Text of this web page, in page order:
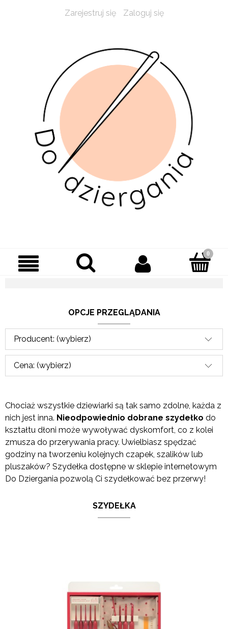
Zarejestruj się Zaloguj się
OPCJE PRZEGLĄDANIA
Producent: (wybierz)
Cena: (wybierz)
Chociaż wszystkie dziewiarki są tak samo zdolne, każda z
nich jest inna. Nieodpowiednio dobrane szydełko do
kształtu dłoni może wywoływać dyskomfort, co z kolei
zmusza do przerywania pracy. Uwielbiasz spędzać
godziny na tworzeniu kolejnych czapek, szalików lub
pluszaków? Szydełka dostępne w sklepie internetowym
Do Dziergania pozwolą Ci szydełkować bez przerwy!
SZYDEŁKA